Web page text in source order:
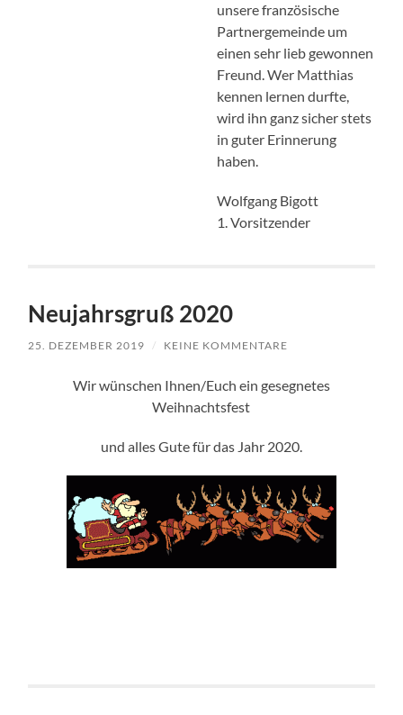
unsere französische
Partnergemeinde um
einen sehr lieb gewonnen
Freund. Wer Matthias
kennen lernen durfte,
wird ihn ganz sicher stets
in guter Erinnerung
haben.
Wolfgang Bigott
1. Vorsitzender
Neujahrsgruß 2020
25. DEZEMBER 2019 / KEINE KOMMENTARE
Wir wünschen Ihnen/Euch ein gesegnetes
Weihnachtsfest
und alles Gute für das Jahr 2020.